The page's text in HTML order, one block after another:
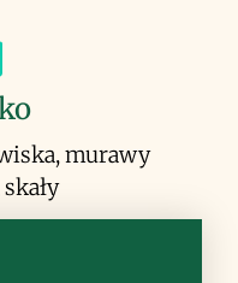
murawy